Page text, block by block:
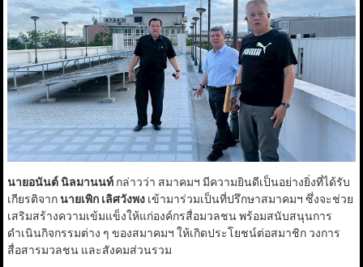
นายอนันต์ นิลมานนท์กล่าวว่า สมาคมฯ มีความยินดีเป็นอย่างยิ่งที่ได้รับ
เกียรติจากนายเพิก เลิศวังพงเข้ามาร่วมเป็นที่ปรึกษาสมาคมฯ ซึ่งจะช่วย
เสริมสร้างความเข้มแข็งให้แก่องค์กรสื่อมวลชน พร้อมสนับสนุนการ
ดำเนินกิจกรรมต่าง ๆ ของสมาคมฯ ให้เกิดประโยชน์ต่อสมาชิก วงการ
สื่อสารมวลชน และสังคมส่วนรวม